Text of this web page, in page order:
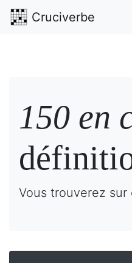
Cruciverbe
150 en
Vous trouverez